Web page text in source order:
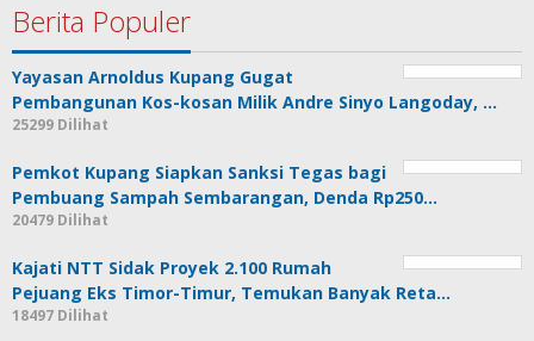
Berita Populer
Yayasan Arnoldus Kupang Gugat
Pembangunan Kos-kosan Milik Andre Sinyo Langoday, …
25299 Dilihat
Pemkot Kupang Siapkan Sanksi Tegas bagi
Pembuang Sampah Sembarangan, Denda Rp250…
20479 Dilihat
Kajati NTT Sidak Proyek 2.100 Rumah
Pejuang Eks Timor-Timur, Temukan Banyak Reta…
18497 Dilihat